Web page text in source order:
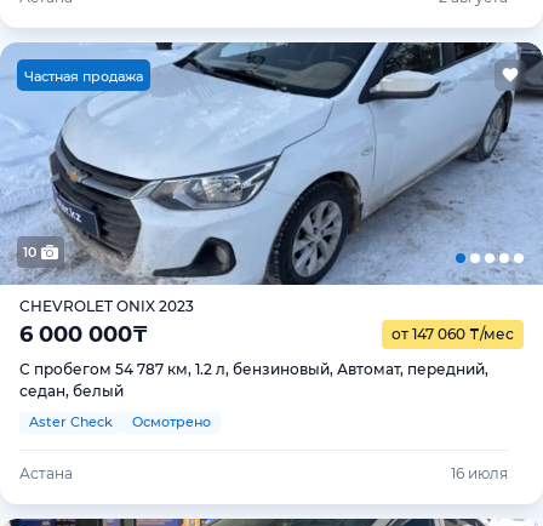
Частная продажа
10
CHEVROLET ONIX 2023
6 000 000₸ от 147 060 ₸/мес
С пробегом 54 787 км, 1.2 л, бензиновый, Автомат, передний,
седан, белый
Aster Check Осмотрено
Астана 16 июля